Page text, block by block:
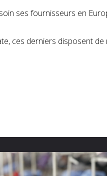
ses fournisseurs en
ces derniers disposent